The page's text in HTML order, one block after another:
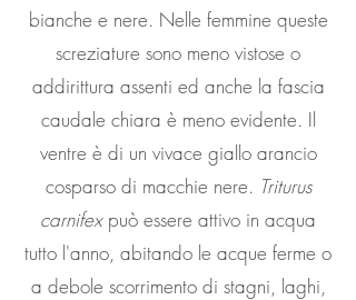
bianche e nere. Nelle femmine queste
screziature sono meno vistose o
addirittura assenti ed anche la fascia
caudale chiara è meno evidente. Il
ventre è di un vivace giallo arancio
cosparso di macchie nere. Triturus
carnifexpuò essere attivo in acqua
tutto l'anno, abitando le acque ferme o
a debole scorrimento di stagni, laghi,